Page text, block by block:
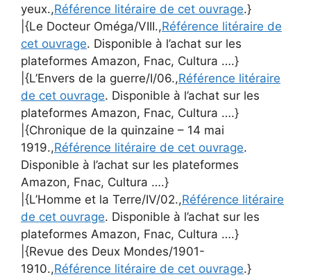
yeux.,Référence litéraire de cet ouvrage.}
|{Le Docteur Oméga/VIII.,Référence litéraire de
cet ouvrage. Disponible à l’achat sur les
plateformes Amazon, Fnac, Cultura ….}
|{L’Envers de la guerre/I/06.,Référence litéraire
de cet ouvrage. Disponible à l’achat sur les
plateformes Amazon, Fnac, Cultura ….}
|{Chronique de la quinzaine – 14 mai
1919.,Référence litéraire de cet ouvrage.
Disponible à l’achat sur les plateformes
Amazon, Fnac, Cultura ….}
|{L’Homme et la Terre/IV/02.,Référence litéraire
de cet ouvrage. Disponible à l’achat sur les
plateformes Amazon, Fnac, Cultura ….}
|{Revue des Deux Mondes/1901-
1910.,Référence litéraire de cet ouvrage.}